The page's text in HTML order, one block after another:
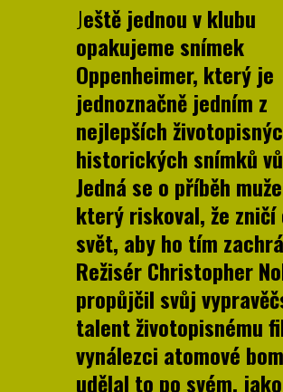
Ještě jednou v klubu
opakujeme snímek
Oppenheimer, který je
jednoznačně jedním z
nejlepších
historických snímků
Jedná se o příběh
který riskoval, že zničí
svět, aby ho tím
Režisér Christopher
propůjčil svůj
talent životopisnému
vynálezci atomové
udělal to po svém, jako